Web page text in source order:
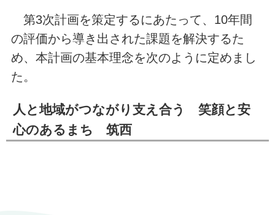
第3次計画を策定するにあたって、10年間
の評価から導き出された課題を解決するた
め、本計画の基本理念を次のように定めまし
た。
人と地域がつながり支え合う 笑顔と安
心のあるまち 筑西